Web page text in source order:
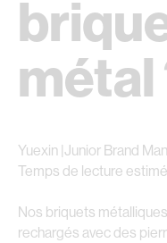
métal
Yuexin |Junior Brand
Temps de lecture
Nos briquets métalliques
rechargés avec des